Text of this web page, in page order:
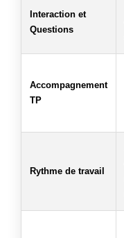
Interaction et
Questions
Accompagnement
TP
Rythme de travail